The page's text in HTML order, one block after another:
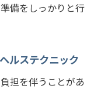
備をしっかりと行
ルステクニック
担を伴うことがあ